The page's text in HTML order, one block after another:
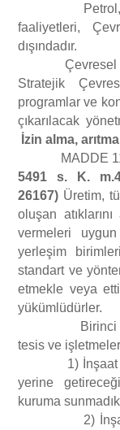
Petrol,
faaliyetleri,
dışındadır.
Çevresel Etki
Stratejik
programlar ve
çıkarılacak
İzin alma,
MADDE
5491 s. K.
26167) Üretim,
oluşan
vermeleri
yerleşim
standart ve
etmekle veya
yükümlüdürler.
Birinci
tesis ve
1) İnşaat
yerine
kuruma
2) İnşaatı